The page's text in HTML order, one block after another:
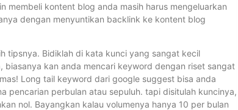
membeli kontent blog anda masih harus mengeluarkan
dengan menyuntikan backlink ke kontent blog
tipsnya. Bidiklah di kata kunci yang sangat kecil
biasanya kan anda mencari keyword dengan riset sangat
Long tail keyword dari google suggest bisa anda
pencarian perbulan atau sepuluh. tapi disitulah kuncinya,
nol. Bayangkan kalau volumenya hanya 10 per bulan